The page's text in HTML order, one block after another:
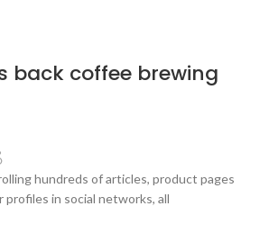
back coffee brewing
hundreds of articles, product pages
profiles in social networks, all